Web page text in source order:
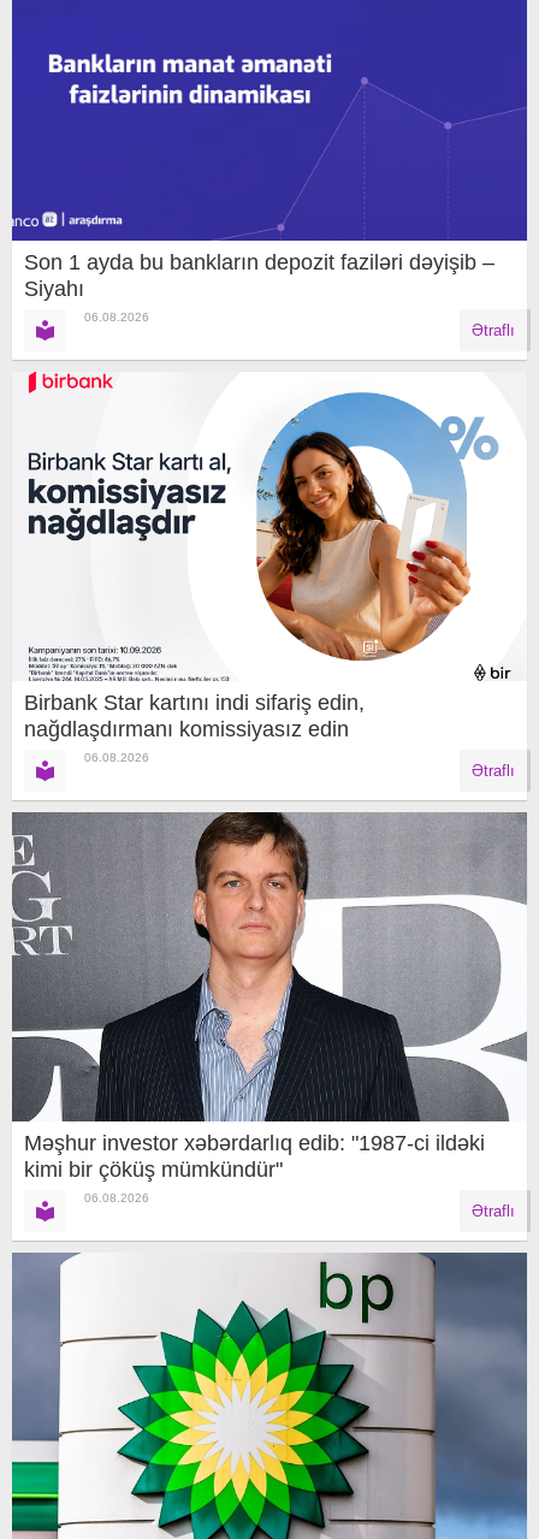
Son 1 ayda bu bankların depozit faziləri dəyişib –
Siyahı
06.08.2026
Ətraflı
Birbank Star kartını indi sifariş edin,
nağdlaşdırmanı komissiyasız edin
06.08.2026
Ətraflı
Məşhur investor xəbərdarlıq edib: "1987-ci ildəki
kimi bir çöküş mümkündür"
06.08.2026
Ətraflı